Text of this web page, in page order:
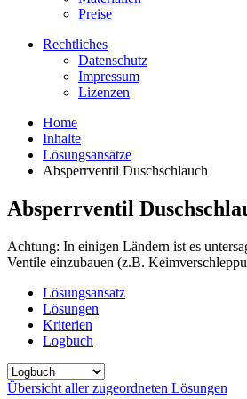
Preise
Rechtliches
Datenschutz
Impressum
Lizenzen
Home
Inhalte
Lösungsansätze
Absperrventil Duschschlauch
Absperrventil
Achtung: In einigen Ländern ist es
Ventile einzubauen (z.B.
Lösungsansatz
Lösungen
Kriterien
Logbuch
Übersicht aller zugeordneten Lösungen